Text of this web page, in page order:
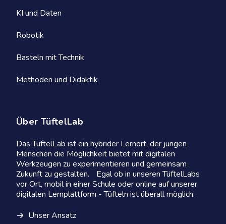
KI und Daten
Robotik
Basteln mit Technik
Methoden und Didaktik
Über TüftelLab
Das TüftelLab ist ein hybrider Lernort, der jungen
Menschen die Möglichkeit bietet mit digitalen
Werkzeugen zu experimentieren und gemeinsam
Zukunft zu gestalten. Egal ob in unseren TüftelLabs
vor Ort, mobil in einer Schule oder online auf unserer
digitalen Lernplattform - Tüfteln ist überall möglich.
Unser Ansatz